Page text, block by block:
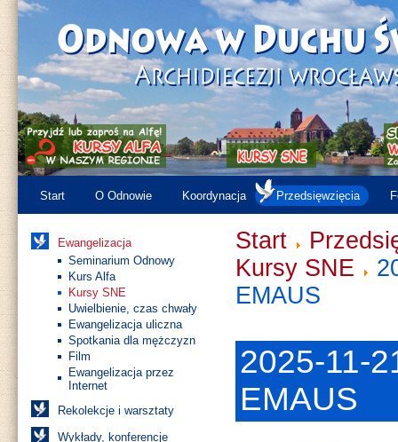
Start O Odnowie Koordynacja Przedsięwzięcia
Ewangelizacja
Seminarium Odnowy
Kurs Alfa
Kursy SNE
Uwielbienie, czas chwały
Ewangelizacja uliczna
Spotkania dla mężczyzn
Film
Ewangelizacja przez
Internet
Rekolekcje i warsztaty
Wykłady, konferencje
Start
Kursy SNE
EMAUS
2025-11-
EMAUS